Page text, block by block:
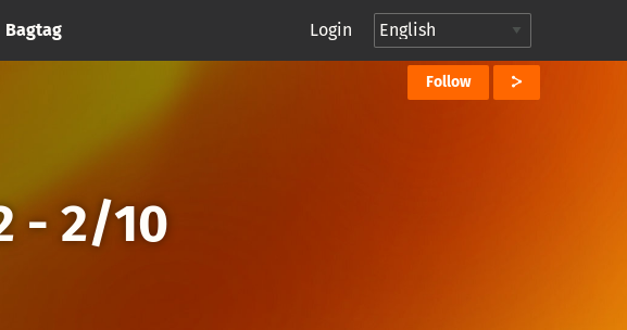
Bagtag Login
Follow
- 2/10